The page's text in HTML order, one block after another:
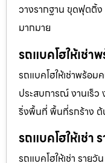
วางรากฐาน ขุดฟุตติ้
มากมาย
รถแบคโฮให้เช่า
รถแบคโฮให้เช่าพร้อ
ประสบการณ์ งานเร็
ริ่งพื้นที่ พื้นที่รกร้าง
รถแบคโฮให้เช่า
รถแบคโฮให้เช่า รายวั